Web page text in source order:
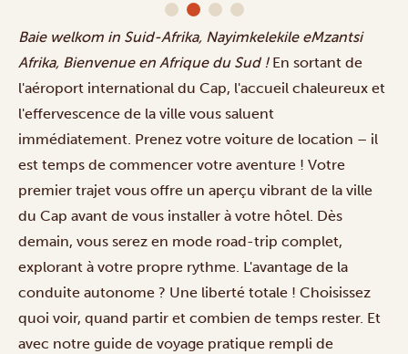
Baie welkom in Suid-Afrika, Nayimkelekile eMzantsi
Afrika, Bienvenue en Afrique du Sud !En sortant de
l'aéroport international du Cap, l'accueil chaleureux et
l'effervescence de la ville vous saluent
immédiatement. Prenez votre voiture de location – il
est temps de commencer votre aventure ! Votre
premier trajet vous offre un aperçu vibrant de la ville
du Cap avant de vous installer à votre hôtel. Dès
demain, vous serez en mode road-trip complet,
explorant à votre propre rythme. L'avantage de la
conduite autonome ? Une liberté totale ! Choisissez
quoi voir, quand partir et combien de temps rester. Et
avec notre guide de voyage pratique rempli de